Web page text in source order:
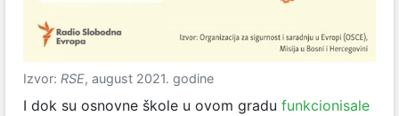
Izvor: RSE, august 2021. godine
I dok su osnovne škole u ovom gradu funkcionisale